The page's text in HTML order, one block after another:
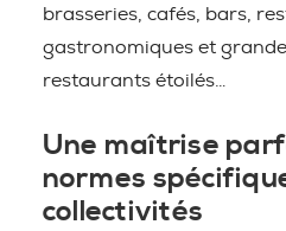
brasseries, cafés, bars,
gastronomiques et
restaurants étoilés…
Une maîtrise
normes
collectivités